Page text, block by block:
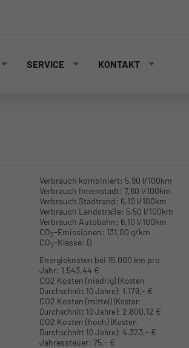
SERVICE KONTAKT
Verbrauch kombiniert: 5,90 l/100km
Verbrauch Innenstadt: 7,60 l/100km
Verbrauch Stadtrand: 6,10 l/100km
Verbrauch Landstraße: 5,50 l/100km
Verbrauch Autobahn: 6,10 l/100km
CO2-Emissionen: 131,00 g/km
CO2-Klasse: D
Energiekosten bei 15.000 km pro
Jahr: 1.543,44 €
CO2 Kosten (niedrig)(Kosten
Durchschnitt 10 Jahre): 1.179,- €
CO2 Kosten (mittel)(Kosten
Durchschnitt 10 Jahre): 2.800,12 €
CO2 Kosten (hoch)(Kosten
Durchschnitt 10 Jahre): 4.323,- €
Jahressteuer: 75,- €